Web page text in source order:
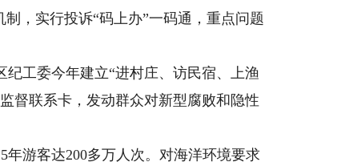
，实行投诉“码上办”一码通，重点问题
工委今年建立“进村庄、访民宿、上渔
督联系卡，发动群众对新型腐败和隐性
游客达200多万人次。对海洋环境要求